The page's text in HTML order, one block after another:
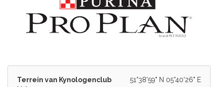
51°38'59" N 05°40'26" E
Terrein van Kynologenclub